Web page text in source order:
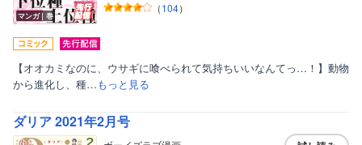
マンガ｜巻
（104）
【オオカミなのに、ウサギに喰べられて気持ちいいなんてっ…！】動物
から進化し、種…もっと見る
ダリア 2021年2月号